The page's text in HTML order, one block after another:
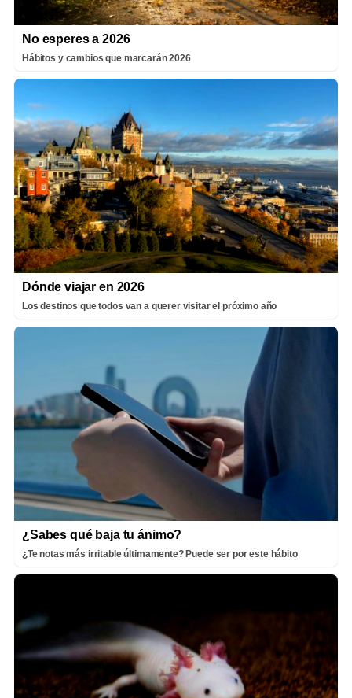
No esperes a 2026
Hábitos y cambios que marcarán 2026
Dónde viajar en 2026
Los destinos que todos van a querer visitar el próximo año
¿Sabes qué baja tu ánimo?
¿Te notas más irritable últimamente? Puede ser por este hábito